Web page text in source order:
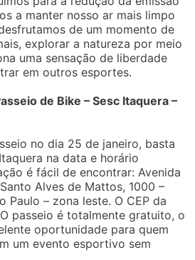
a manter nosso ar mais limpo
de um momento de
explorar a natureza por meio
uma sensação de liberdade
em outros esportes.
de Bike – Sesc Itaquera –
no dia 25 de janeiro, basta
na data e horário
é fácil de encontrar: Avenida
Alves de Mattos, 1000 –
Paulo – zona leste. O CEP da
passeio é totalmente gratuito, o
oportunidade para quem
um evento esportivo sem